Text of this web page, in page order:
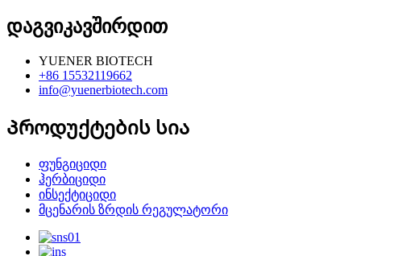
დაგვიკავშირდით
YUENER BIOTECH
+86 15532119662
info@yuenerbiotech.com
Პროდუქტების სია
ფუნგიციდი
ჰერბიციდი
ინსექტიციდი
მცენარის ზრდის რეგულატორი